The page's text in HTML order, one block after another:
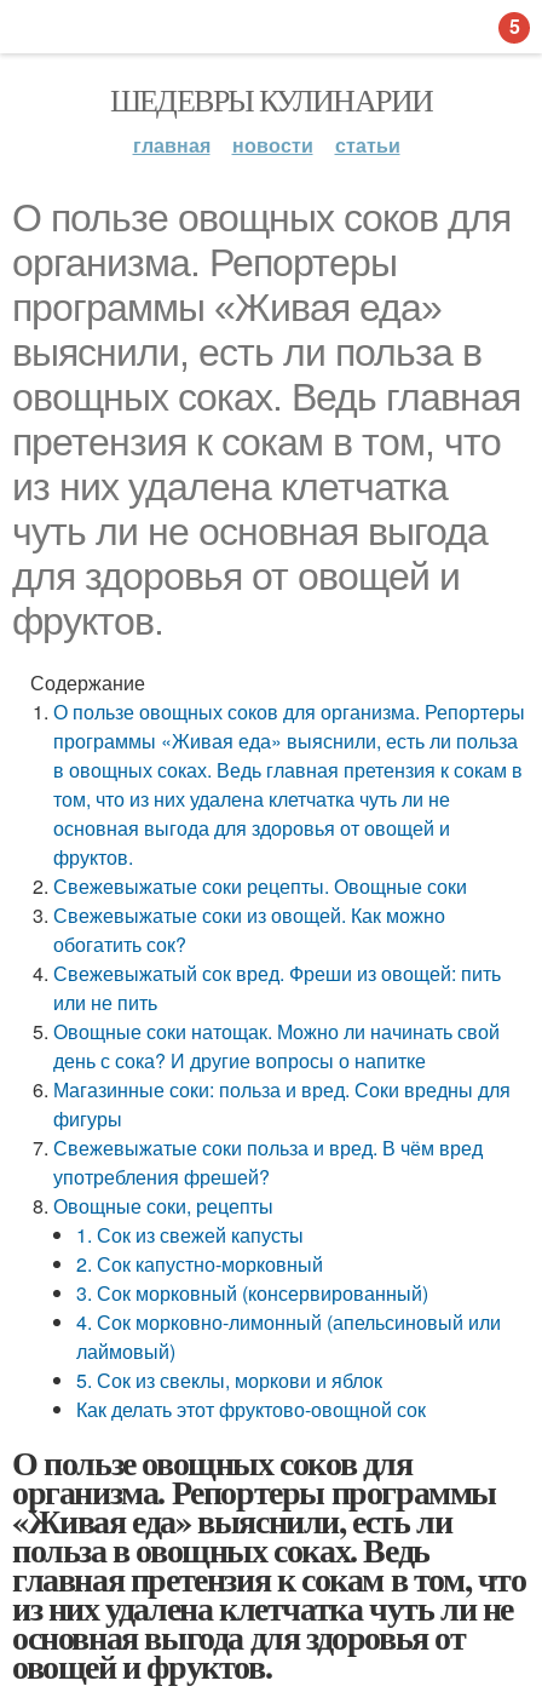
ШЕДЕВРЫ КУЛИНАРИИ
главная новости статьи
О пользе овощных соков для
организма. Репортеры
программы «Живая еда»
выяснили, есть ли польза в
овощных соках. Ведь главная
претензия к сокам в том, что
из них удалена клетчатка
чуть ли не основная выгода
для здоровья от овощей и
фруктов.
Содержание
О пользе овощных соков для организма. Репортеры
программы «Живая еда» выяснили, есть ли польза
в овощных соках. Ведь главная претензия к сокам в
том, что из них удалена клетчатка чуть ли не
основная выгода для здоровья от овощей и
фруктов.
Свежевыжатые соки рецепты. Овощные соки
Свежевыжатые соки из овощей. Как можно
обогатить сок?
Свежевыжатый сок вред. Фреши из овощей: пить
или не пить
Овощные соки натощак. Можно ли начинать свой
день с сока? И другие вопросы о напитке
Магазинные соки: польза и вред. Соки вредны для
фигуры
Свежевыжатые соки польза и вред. В чём вред
употребления фрешей?
Овощные соки, рецепты
1. Сок из свежей капусты
2. Сок капустно-морковный
3. Сок морковный (консервированный)
4. Сок морковно-лимонный (апельсиновый или
лаймовый)
5. Сок из свеклы, моркови и яблок
Как делать этот фруктово-овощной сок
О пользе овощных соков для
организма. Репортеры программы
«Живая еда» выяснили, есть ли
польза в овощных соках. Ведь
главная претензия к сокам в том, что
из них удалена клетчатка чуть ли не
основная выгода для здоровья от
овощей и фруктов.
5